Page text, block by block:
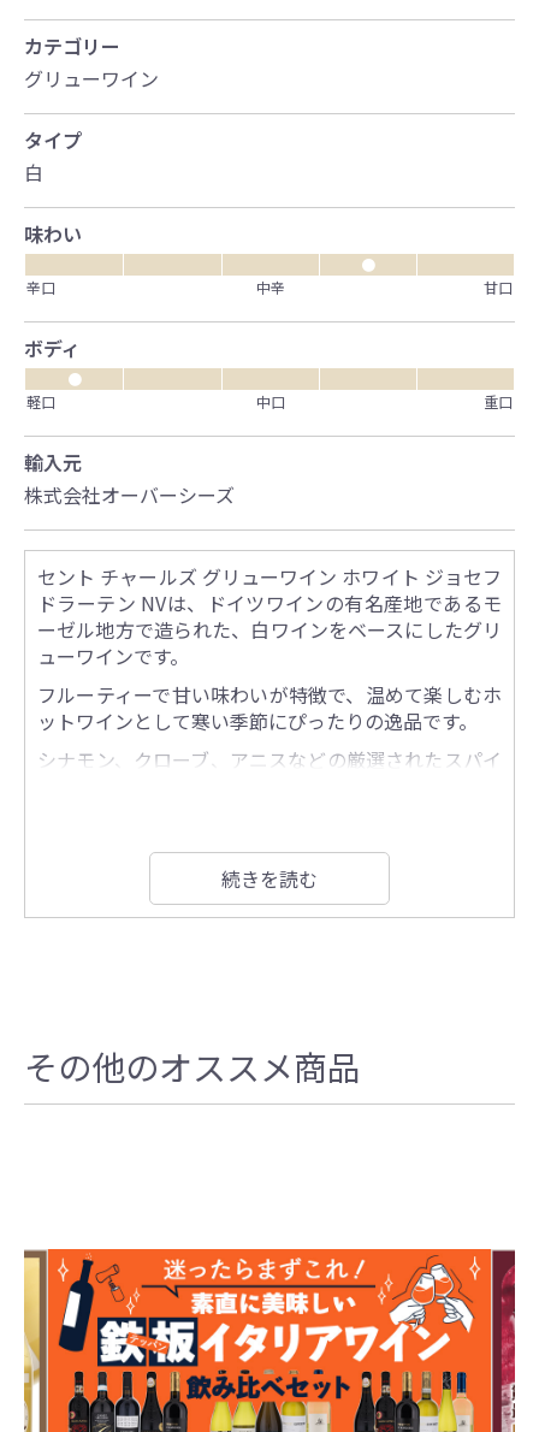
カテゴリー
グリューワイン
タイプ
白
味わい
●
辛口
中辛 甘口
ボディ
●
軽口
中口 重口
輸入元
株式会社オーバーシーズ
セント チャールズ グリューワイン ホワイト ジョセフ
ドラーテン NVは、ドイツワインの有名産地であるモ
ーゼル地方で造られた、白ワインをベースにしたグリ
ューワインです。
フルーティーで甘い味わいが特徴で、温めて楽しむホ
ットワインとして寒い季節にぴったりの逸品です。
シナモン、クローブ、アニスなどの厳選されたスパイ
続きを読む
その他のオススメ商品